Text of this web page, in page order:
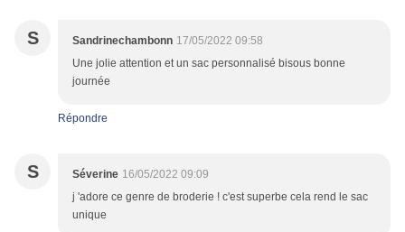
S Sandrinechambonn 17/05/2022 09:58
Une jolie attention et un sac personnalisé bisous bonne
journée
Répondre
S Séverine 16/05/2022 09:09
j 'adore ce genre de broderie ! c'est superbe cela rend le sac
unique